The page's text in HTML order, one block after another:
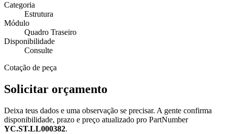
Categoria
Estrutura
Módulo
Quadro Traseiro
Disponibilidade
Consulte
Cotação de peça
Solicitar orçamento
Deixa teus dados e uma observação se precisar. A gente confirma
disponibilidade, prazo e preço atualizado pro PartNumber
YC.ST.LL000382.